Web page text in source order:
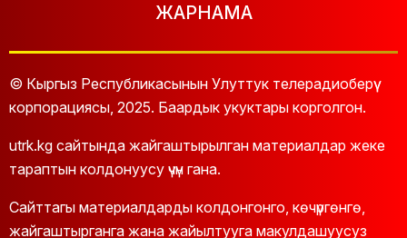
ЖАРНАМА
© Кыргыз Республикасынын Улуттук телерадиоберүү
корпорациясы, 2025. Баардык укуктары корголгон.
utrk.kg сайтында жайгаштырылган материалдар жеке
тараптын колдонуусу үчүн гана.
Сайттагы материалдарды колдонгонго, көчүргөнгө,
жайгаштырганга жана жайылтууга макулдашуусуз